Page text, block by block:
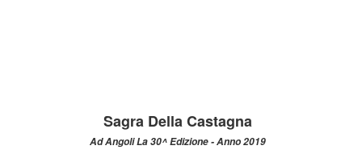
Sagra Della Castagna
Ad Angoli La 30^ Edizione - Anno 2019